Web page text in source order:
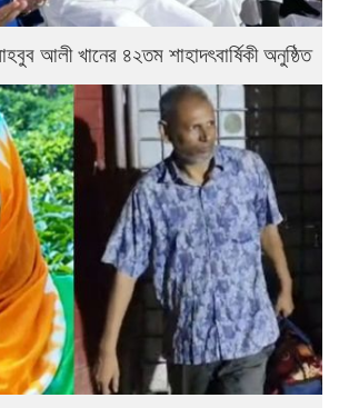
আলী খানের ৪২তম শাহাদৎবার্ষিকী অনুষ্ঠিত